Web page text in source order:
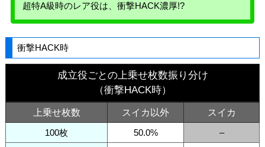
超特A級時のレア役は、衝撃HACK濃厚!?
衝撃HACK時
成立役ごとの上乗せ枚数振り分け
（衝撃HACK時）
上乗せ枚数 スイカ以外 スイカ
100枚 50.0%
–